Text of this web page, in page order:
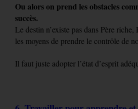
Ou alors on prend les obstacles
succès.
Le destin n’existe pas dans Père
les moyens de prendre le contrôle de
Il faut juste adopter l’état d’esprit